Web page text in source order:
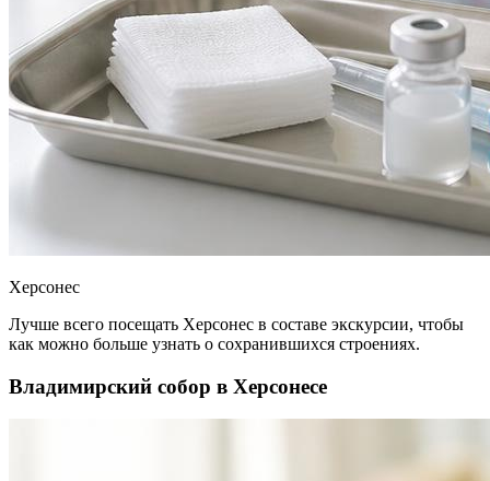
Херсонес
Лучше всего посещать Херсонес в составе экскурсии, чтобы
как можно больше узнать о сохранившихся строениях.
Владимирский собор в Херсонесе